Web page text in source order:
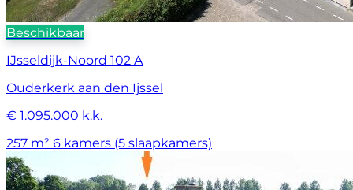
Beschikbaar
IJsseldijk-Noord 102 A
Ouderkerk aan den Ijssel
€ 1.095.000 k.k.
257 m² 6 kamers (5 slaapkamers)